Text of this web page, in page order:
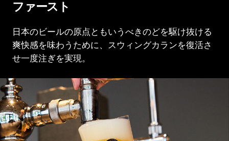
ファースト
日本のビールの原点ともいうべきのどを駆け抜ける
爽快感を味わうために、
スウィングカランを復活さ
せ一度注ぎを実現。